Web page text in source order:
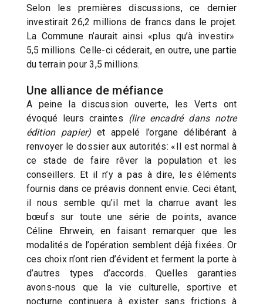
Selon les premières discussions, ce dernier
investirait 26,2 millions de francs dans le projet.
La Commune n’aurait ainsi «plus qu’à investir»
5,5 millions. Celle-ci céderait, en outre, une partie
du terrain pour 3,5 millions.
Une alliance de méfiance
A peine la discussion ouverte, les Verts ont
évoqué leurs craintes (lire encadré dans notre
édition papier) et appelé l’organe délibérant à
renvoyer le dossier aux autorités: «Il est normal à
ce stade de faire rêver la population et les
conseillers. Et il n’y a pas à dire, les éléments
fournis dans ce préavis donnent envie. Ceci étant,
il nous semble qu’il met la charrue avant les
bœufs sur toute une série de points, avance
Céline Ehrwein, en faisant remarquer que les
modalités de l’opération semblent déjà fixées. Or
ces choix n’ont rien d’évident et ferment la porte à
d’autres types d’accords. Quelles garanties
avons-nous que la vie culturelle, sportive et
nocturne continuera à exister sans frictions à